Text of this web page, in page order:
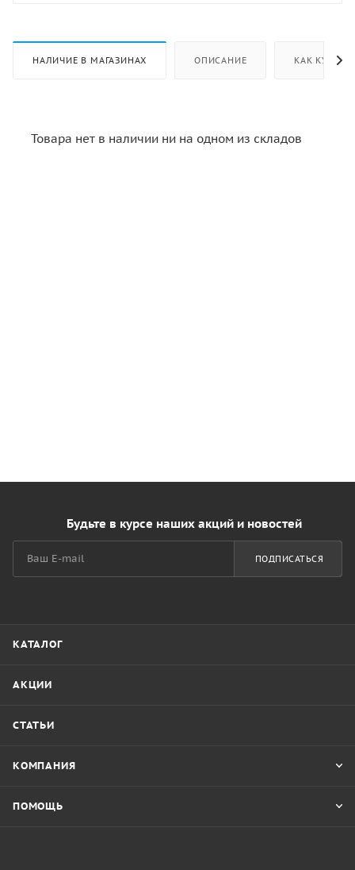
НАЛИЧИЕ В МАГАЗИНАХ ОПИСАНИЕ КАК КУПИТЬ
Товара нет в наличии ни на одном из складов
Будьте в курсе наших акций и новостей
ПОДПИСАТЬСЯ
КАТАЛОГ
АКЦИИ
СТАТЬИ
КОМПАНИЯ
ПОМОЩЬ